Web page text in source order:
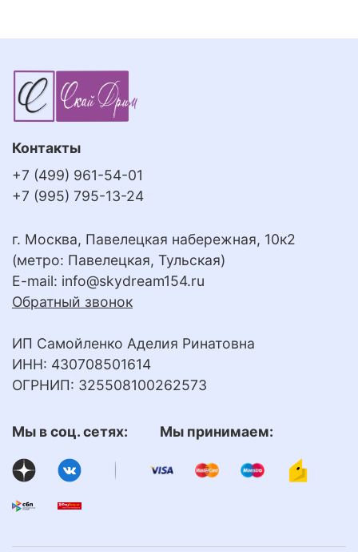
Контакты
+7 (499) 961-54-01
+7 (995) 795-13-24
г. Москва, Павелецкая набережная, 10к2
(метро: Павелецкая, Тульская)
E-mail: info@skydream154.ru
Обратный звонок
ИП Самойленко Аделия Ринатовна
ИНН: 430708501614
ОГРНИП: 325508100262573
Мы в соц. сетях: Мы принимаем: